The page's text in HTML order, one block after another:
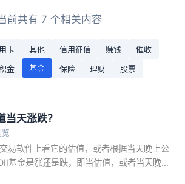
前共有 7 个相关内容
卡 其他 信用征信 赚钱
催收
金 基金 保险 理财 股票
当天涨跌？
易软件上看它的估值，或者根据当天晚上公
基金是涨还是跌，即当估值，或者当天晚上